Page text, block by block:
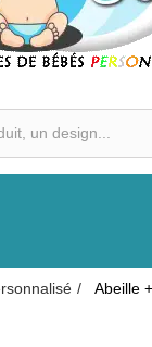
Abeille